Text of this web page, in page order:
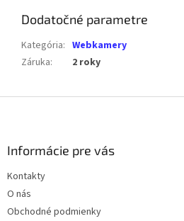
Dodatočné parametre
Kategória: Webkamery
Záruka: 2 roky
Informácie pre vás
Kontakty
O nás
Obchodné podmienky